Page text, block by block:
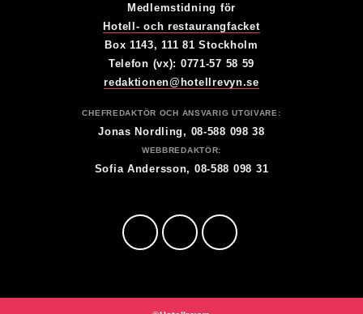
Medlemstidning för
Hotell- och restaurangfacket
Box 1143, 111 81 Stockholm
Telefon (vx): 0771-57 58 59
redaktionen@hotellrevyn.se
CHEFREDAKTÖR OCH ANSVARIG UTGIVARE:
Jonas Nordling, 08-588 098 38
WEBBREDAKTÖR:
Sofia Andersson, 08-588 098 31